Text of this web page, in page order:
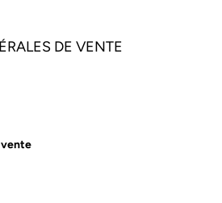
DE VENTE
vente